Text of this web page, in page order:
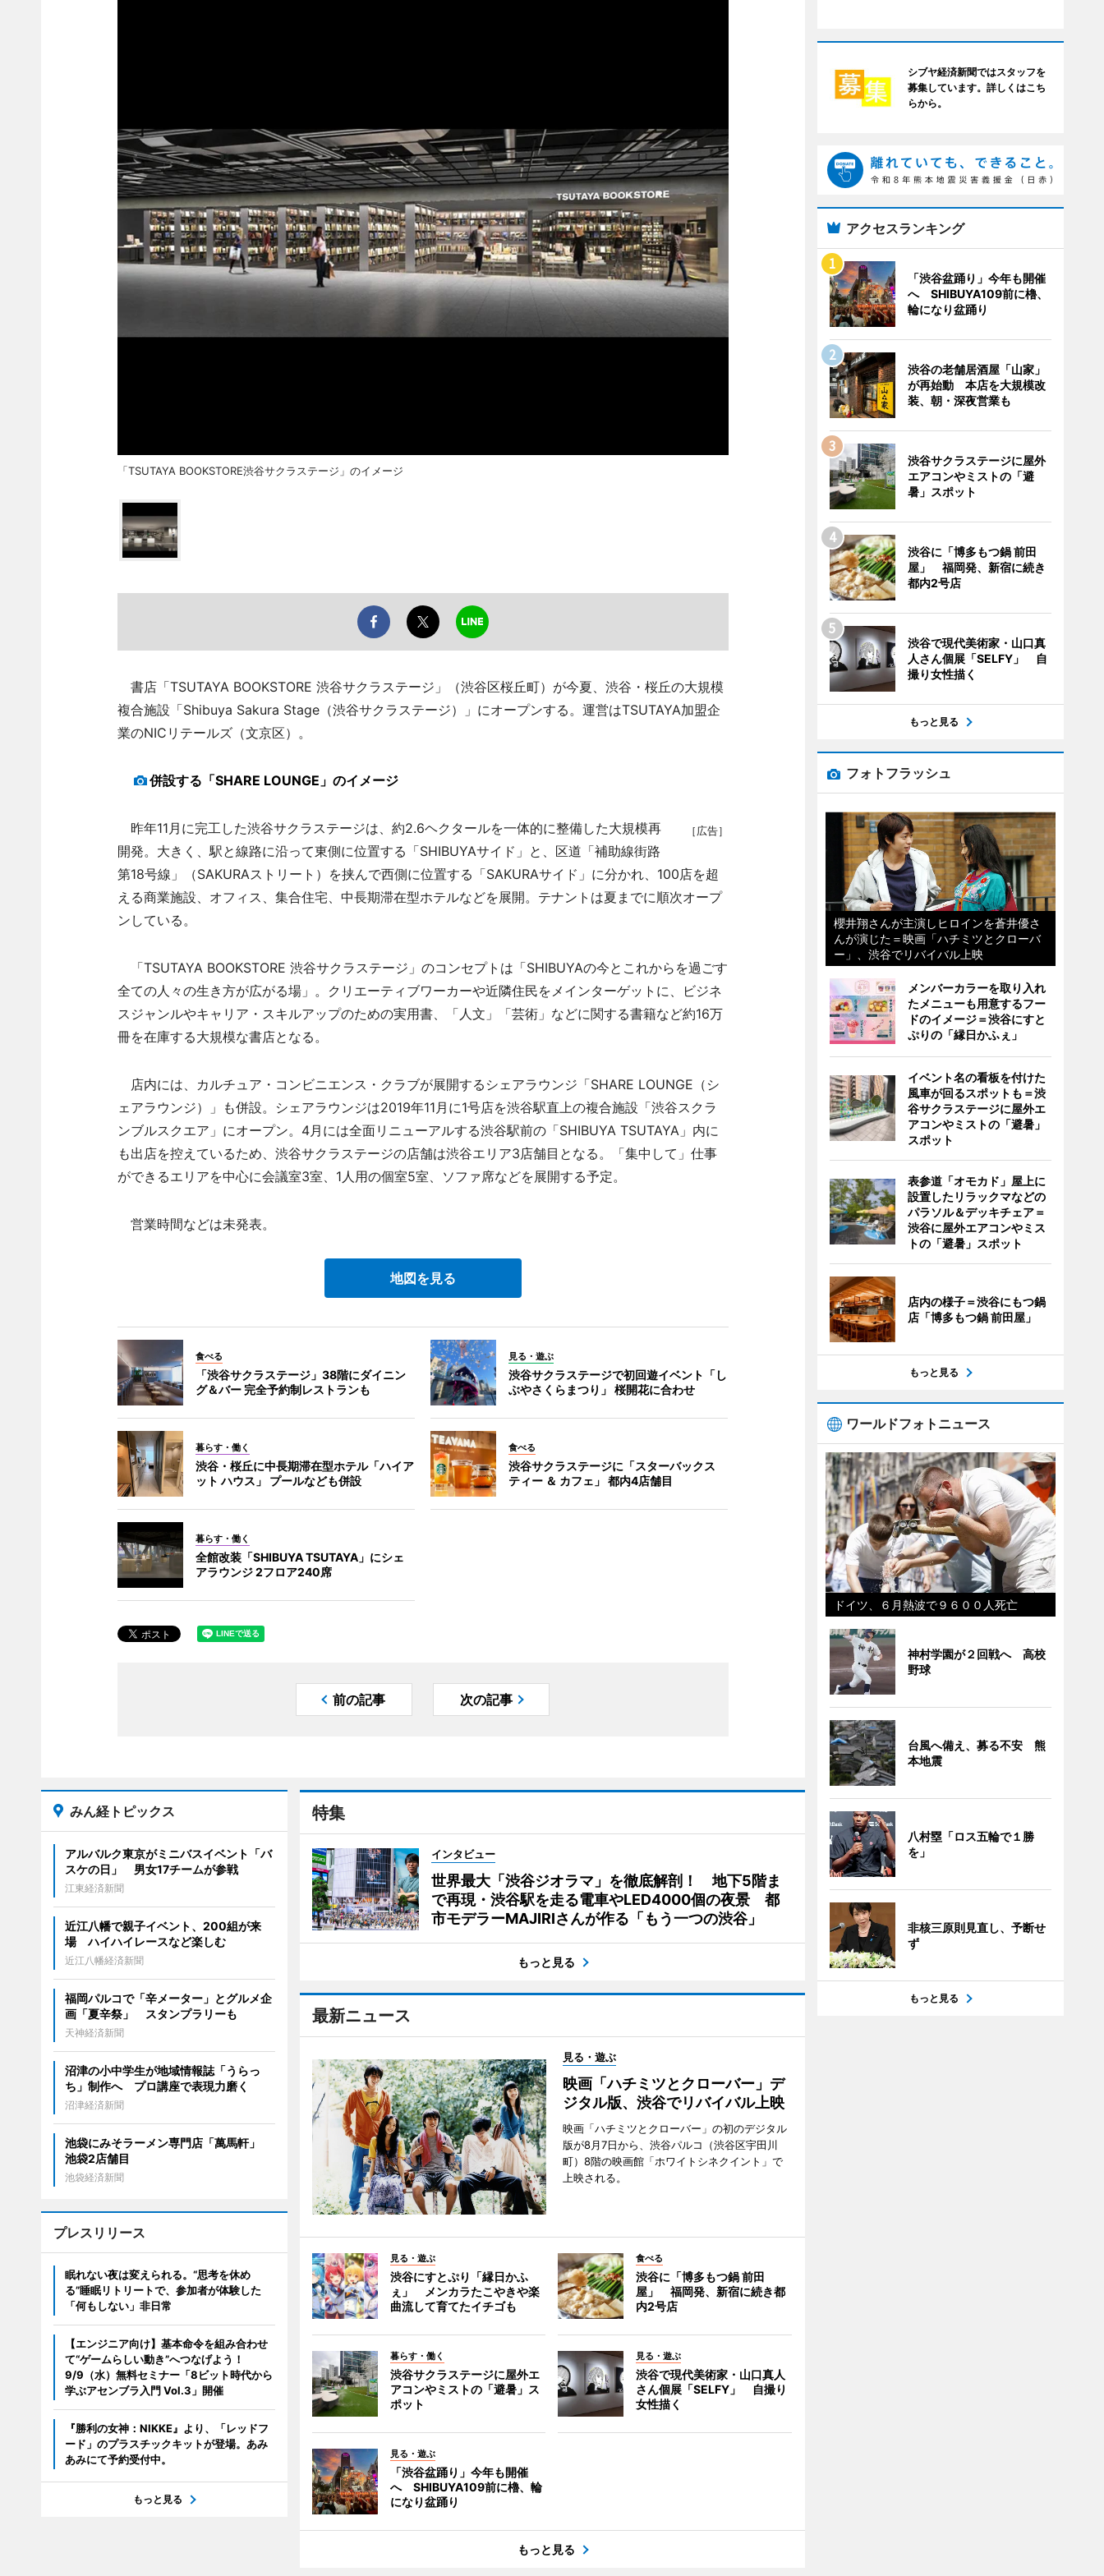
「TSUTAYA BOOKSTORE渋谷サクラステージ」のイメージ
書店「TSUTAYA BOOKSTORE 渋谷サクラステージ」（渋谷区桜丘町）が今夏、渋谷・桜丘の大規模
複合施設「Shibuya Sakura Stage（渋谷サクラステージ）」にオープンする。運営はTSUTAYA加盟企
業のNICリテールズ（文京区）。
併設する「SHARE LOUNGE」のイメージ
［広告］
昨年11月に完工した渋谷サクラステージは、約2.6ヘクタールを一体的に整備した大規模再
開発。大きく、駅と線路に沿って東側に位置する「SHIBUYAサイド」と、区道「補助線街路
第18号線」（SAKURAストリート）を挟んで西側に位置する「SAKURAサイド」に分かれ、100店を超
える商業施設、オフィス、集合住宅、中長期滞在型ホテルなどを展開。テナントは夏までに順次オープ
ンしている。
「TSUTAYA BOOKSTORE 渋谷サクラステージ」のコンセプトは「SHIBUYAの今とこれからを過ごす
全ての人々の生き方が広がる場」。クリエーティブワーカーや近隣住民をメインターゲットに、ビジネ
スジャンルやキャリア・スキルアップのための実用書、「人文」「芸術」などに関する書籍など約16万
冊を在庫する大規模な書店となる。
店内には、カルチュア・コンビニエンス・クラブが展開するシェアラウンジ「SHARE LOUNGE（シ
ェアラウンジ）」も併設。シェアラウンジは2019年11月に1号店を渋谷駅直上の複合施設「渋谷スクラ
ンブルスクエア」にオープン。4月には全面リニューアルする渋谷駅前の「SHIBUYA TSUTAYA」内に
も出店を控えているため、渋谷サクラステージの店舗は渋谷エリア3店舗目となる。「集中して」仕事
ができるエリアを中心に会議室3室、1人用の個室5室、ソファ席などを展開する予定。
営業時間などは未発表。
地図を見る
食べる
「渋谷サクラステージ」38階にダイニン
グ＆バー 完全予約制レストランも
見る・遊ぶ
渋谷サクラステージで初回遊イベント「し
ぶやさくらまつり」 桜開花に合わせ
暮らす・働く
渋谷・桜丘に中長期滞在型ホテル「ハイア
ット ハウス」 プールなども併設
食べる
渋谷サクラステージに「スターバックス
ティー ＆ カフェ」 都内4店舗目
暮らす・働く
全館改装「SHIBUYA TSUTAYA」にシェ
アラウンジ 2フロア240席
前の記事 次の記事
特集
インタビュー
世界最大「渋谷ジオラマ」を徹底解剖！ 地下5階ま
で再現・渋谷駅を走る電車やLED4000個の夜景 都
市モデラーMAJIRIさんが作る「もう一つの渋谷」
もっと見る
最新ニュース
見る・遊ぶ
映画「ハチミツとクローバー」デ
ジタル版、渋谷でリバイバル上映
映画「ハチミツとクローバー」の初のデジタル
版が8月7日から、渋谷パルコ（渋谷区宇田川
町）8階の映画館「ホワイトシネクイント」で
上映される。
見る・遊ぶ
渋谷にすとぷり「縁日かふ
ぇ」 メンカラたこやきや楽
曲流して育てたイチゴも
食べる
渋谷に「博多もつ鍋 前田
屋」 福岡発、新宿に続き都
内2号店
暮らす・働く
渋谷サクラステージに屋外エ
アコンやミストの「避暑」ス
ポット
見る・遊ぶ
渋谷で現代美術家・山口真人
さん個展「SELFY」 自撮り
女性描く
見る・遊ぶ
「渋谷盆踊り」今年も開催
へ SHIBUYA109前に櫓、輪
になり盆踊り
もっと見る
みん経トピックス
アルバルク東京がミニバスイベント「バ
スケの日」 男女17チームが参戦
江東経済新聞
近江八幡で親子イベント、200組が来
場 ハイハイレースなど楽しむ
近江八幡経済新聞
福岡パルコで「辛メーター」とグルメ企
画「夏辛祭」 スタンプラリーも
天神経済新聞
沼津の小中学生が地域情報誌「うらっ
ち」制作へ プロ講座で表現力磨く
沼津経済新聞
池袋にみそラーメン専門店「萬馬軒」
池袋2店舗目
池袋経済新聞
プレスリリース
眠れない夜は変えられる。“思考を休め
る”睡眠リトリートで、参加者が体験した
「何もしない」非日常
【エンジニア向け】基本命令を組み合わせ
て“ゲームらしい動き”へつなげよう！
9/9（水）無料セミナー「8ビット時代から
学ぶアセンブラ入門 Vol.3」開催
『勝利の女神：NIKKE』より、「レッドフ
ード」のプラスチックキットが登場。あみ
あみにて予約受付中。
もっと見る
シブヤ経済新聞ではスタッフを
募集しています。詳しくはこち
らから。
アクセスランキング
「渋谷盆踊り」今年も開催
へ SHIBUYA109前に櫓、
輪になり盆踊り
渋谷の老舗居酒屋「山家」
が再始動 本店を大規模改
装、朝・深夜営業も
渋谷サクラステージに屋外
エアコンやミストの「避
暑」スポット
渋谷に「博多もつ鍋 前田
屋」 福岡発、新宿に続き
都内2号店
渋谷で現代美術家・山口真
人さん個展「SELFY」 自
撮り女性描く
もっと見る
フォトフラッシュ
櫻井翔さんが主演しヒロインを蒼井優さ
んが演じた＝映画「ハチミツとクローバ
ー」、渋谷でリバイバル上映
メンバーカラーを取り入れ
たメニューも用意するフー
ドのイメージ＝渋谷にすと
ぷりの「縁日かふぇ」
イベント名の看板を付けた
風車が回るスポットも＝渋
谷サクラステージに屋外エ
アコンやミストの「避暑」
スポット
表参道「オモカド」屋上に
設置したリラックマなどの
パラソル＆デッキチェア＝
渋谷に屋外エアコンやミス
トの「避暑」スポット
店内の様子＝渋谷にもつ鍋
店「博多もつ鍋 前田屋」
もっと見る
ワールドフォトニュース
ドイツ、６月熱波で９６００人死亡
神村学園が２回戦へ 高校
野球
台風へ備え、募る不安 熊
本地震
八村塁「ロス五輪で１勝
を」
非核三原則見直し、予断せ
ず
もっと見る